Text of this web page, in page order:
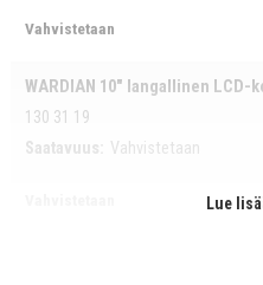
Vahvistetaan
WARDIAN 10" langallinen
130 31 19
Saatavuus:
Vahvistetaan
Lue